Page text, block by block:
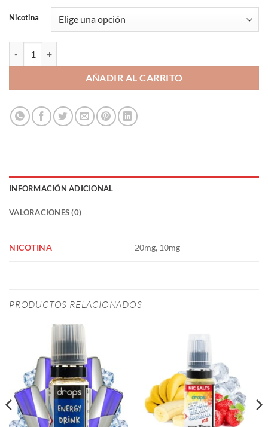
Nicotina
AÑADIR AL CARRITO
INFORMACIÓN ADICIONAL
VALORACIONES (0)
NICOTINA 20mg, 10mg
PRODUCTOS RELACIONADOS